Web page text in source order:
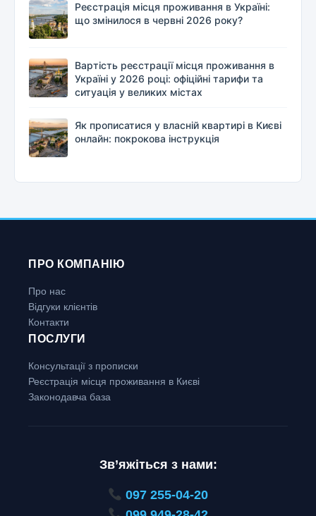
Реєстрація місця проживання в Україні:
що змінилося в червні 2026 року?
Вартість реєстрації місця проживання в
Україні у 2026 році: офіційні тарифи та
ситуація у великих містах
Як прописатися у власній квартирі в Києві
онлайн: покрокова інструкція
ПРО КОМПАНІЮ
Про нас
Відгуки клієнтів
Контакти
ПОСЛУГИ
Консультації з прописки
Реєстрація місця проживання в Києві
Законодавча база
Зв’яжіться з нами:
097 255-04-20